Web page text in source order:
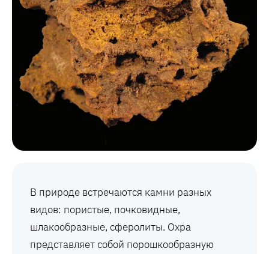
В природе встречаются камни разных
видов: пористые, почковидные,
шлакообразные, сферолиты. Охра
представляет собой порошкообразную